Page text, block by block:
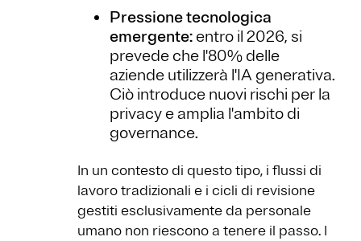
Pressione tecnologica
emergente: entro il 2026, si
prevede che l'80% delle
aziende utilizzerà l'IA generativa.
Ciò introduce nuovi rischi per la
privacy e amplia l'ambito di
governance.
In un contesto di questo tipo, i flussi di
lavoro tradizionali e i cicli di revisione
gestiti esclusivamente da personale
umano non riescono a tenere il passo. I